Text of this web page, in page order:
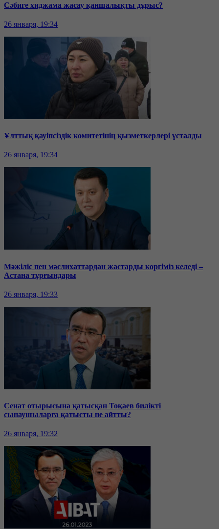
Сәбиге хиджама жасау қаншалықты дұрыс?
26 января, 19:34
Ұлттық қауіпсіздік комитетінің қызметкерлері ұсталды
26 января, 19:34
Мәжіліс пен мәслихаттардан жастарды көргіміз келеді –
Астана тұрғындары
26 января, 19:33
Сенат отырысына қатысқан Тоқаев билікті
сынаушыларға қатысты не айтты?
26 января, 19:32